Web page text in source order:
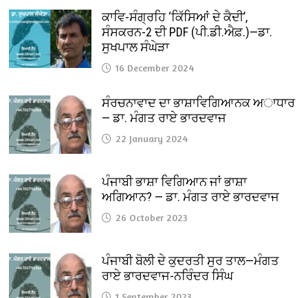
ਕਾਵਿ-ਸੰਗ੍ਰਹਿ ‘ਕਿੱਸਿਆਂ ਦੇ ਕੈਦੀ’,
ਸੰਸਕਰਨ-2 ਦੀ PDF (ਪੀ.ਡੀ.ਐਫ਼.)—ਡਾ.
ਸੁਖਪਾਲ ਸੰਘੇੜਾ
16 December 2024
ਸੰਰਚਨਾਵਾਦ ਦਾ ਭਾਸ਼ਾਵਿਗਿਆਨਕ ਅਾਧਾਰ
— ਡਾ. ਮੰਗਤ ਰਾਏ ਭਾਰਦਵਾਜ
22 January 2024
ਪੰਜਾਬੀ ਭਾਸ਼ਾ ਵਿਗਿਆਨ ਜਾਂ ਭਾਸ਼ਾ
ਅਗਿਆਨ? — ਡਾ. ਮੰਗਤ ਰਾਏ ਭਾਰਦਵਾਜ
26 October 2023
ਪੰਜਾਬੀ ਬੋਲੀ ਦੇ ਕੁਦਰਤੀ ਸੁਰ ਤਾਲ—ਮੰਗਤ
ਰਾਏ ਭਾਰਦਵਾਜ-ਨਰਿੰਦਰ ਸਿੰਘ